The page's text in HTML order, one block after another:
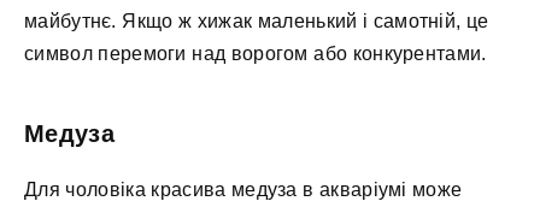
майбутнє. Якщо ж хижак маленький і самотній, це
символ перемоги над ворогом або конкурентами.
Медуза
Для чоловіка красива медуза в акваріумі може